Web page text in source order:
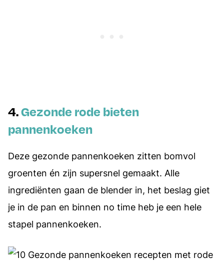
4.Gezonde rode bieten
pannenkoeken
Deze gezonde pannenkoeken zitten bomvol
groenten én zijn supersnel gemaakt. Alle
ingrediënten gaan de blender in, het beslag giet
je in de pan en binnen no time heb je een hele
stapel pannenkoeken.